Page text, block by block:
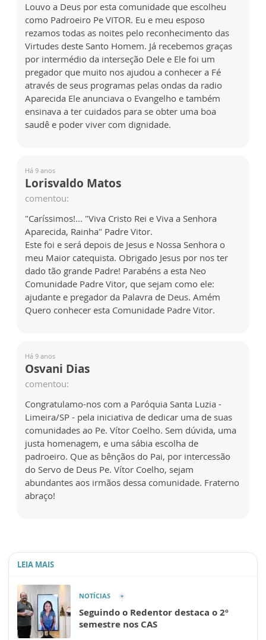
Louvo a Deus por esta comunidade que escolheu
como Padroeiro Pe VITOR. Eu e meu esposo
rezamos todas as noites pelo reconhecimento das
Virtudes deste Santo Homem. Já recebemos graças
por intermédio da interseção Dele e Ele foi um
pregador que muito nos ajudou a conhecer a Fé
através de seus programas pelas ondas da radio
Aparecida Ele anunciava o Evangelho e também
ensinava a ter cuidados para se obter uma boa
saudê e poder viver com dignidade.
Há 9 anos
Lorisvaldo Matos
comentou:
"Caríssimos!... "Viva Cristo Rei e Viva a Senhora
Aparecida, Rainha" Padre Vitor.
Este foi e será depois de Jesus e Nossa Senhora o
meu Maior catequista. Obrigado Jesus por nos ter
dado tão grande Padre! Parabéns a esta Neo
Comunidade Padre Vitor, que sejam como ele:
ajudante e pregador da Palavra de Deus. Amém
Quero conhecer esta Comunidade Padre Vitor.
Há 9 anos
Osvani Dias
comentou:
Congratulamo-nos com a Paróquia Santa Luzia -
Limeira/SP - pela iniciativa de dedicar uma de suas
comunidades ao Pe. Vítor Coelho. Sem dúvida, uma
justa homenagem, e uma sábia escolha de
padroeiro. Que as bênçãos do Pai, por intercessão
do Servo de Deus Pe. Vítor Coelho, sejam
abundantes aos irmãos dessa comunidade. Fraterno
abraço!
LEIA MAIS
NOTÍCIAS
Seguindo o Redentor destaca o 2º
semestre nos CAS